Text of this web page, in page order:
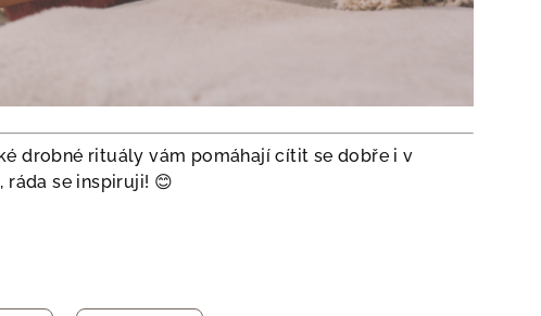
drobné rituály vám pomáhají cítit se dobře i v
ráda se inspiruji! 😊